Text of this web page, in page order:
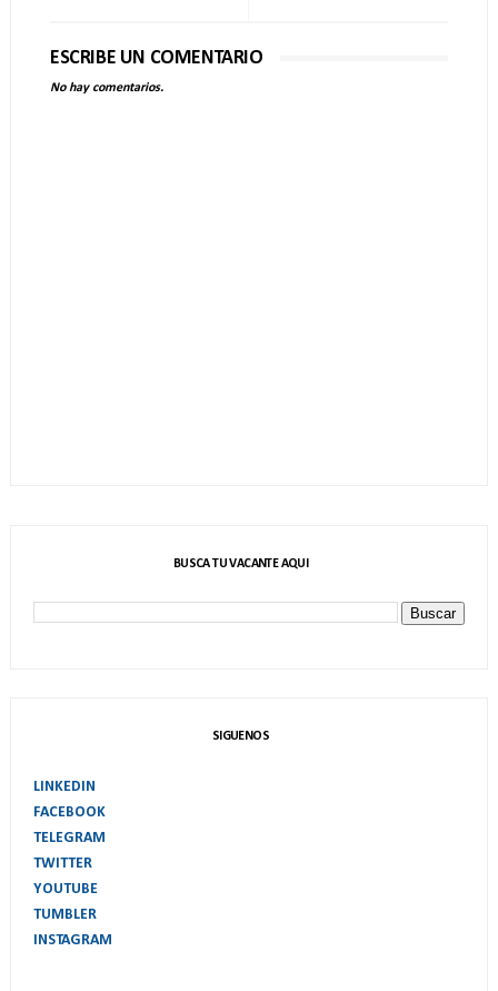
ESCRIBE UN COMENTARIO
No hay comentarios.
BUSCA TU VACANTE AQUI
SIGUENOS
LINKEDIN
FACEBOOK
TELEGRAM
TWITTER
YOUTUBE
TUMBLER
INSTAGRAM